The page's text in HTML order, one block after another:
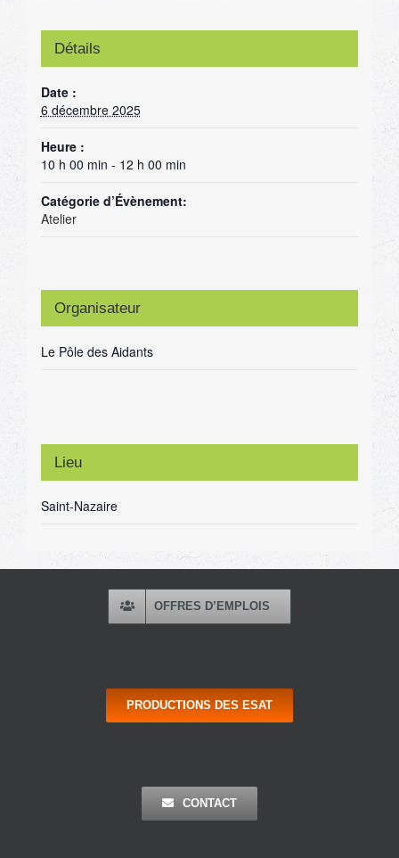
Détails
Date :
6 décembre 2025
Heure :
10 h 00 min - 12 h 00 min
Catégorie d’Évènement:
Atelier
Organisateur
Le Pôle des Aidants
Lieu
Saint-Nazaire
OFFRES D’EMPLOIS
PRODUCTIONS DES ESAT
CONTACT